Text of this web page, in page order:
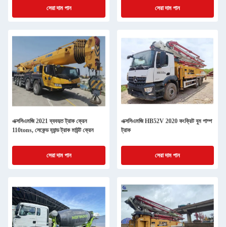
সেরা দাম পান সেরা দাম পান
এক্সসিএমজি 2021 ব্যবহৃত ট্রাক ক্রেন
110tons, সেকেন্ড হ্যান্ড ট্রাক মাউন্ট ক্রেন
সেরা দাম পান
এক্সসিএমজি HB52V 2020 কংক্রিট বুম পাম্প
ট্রাক
সেরা দাম পান